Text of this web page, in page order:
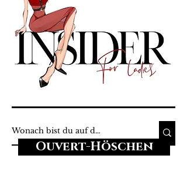
Ouvert-Höschen